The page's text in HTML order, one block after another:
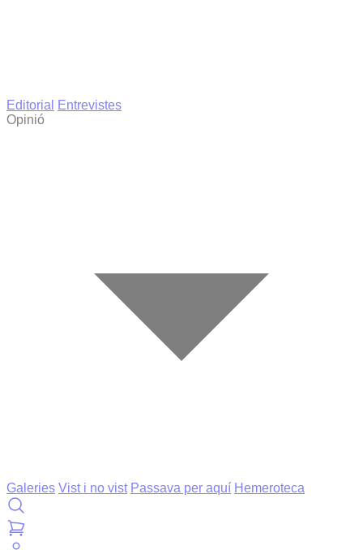
Editorial
Entrevistes
Opinió
Galeries Vist i no vist Passava per aquí Hemeroteca